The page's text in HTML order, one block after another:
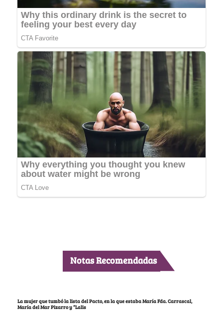
Notas Recomendadas
La mujer que tumbó la lista del Pacto, en la que estaba María Fda. Carrascal,
María del Mar Pizarro y “Lalis